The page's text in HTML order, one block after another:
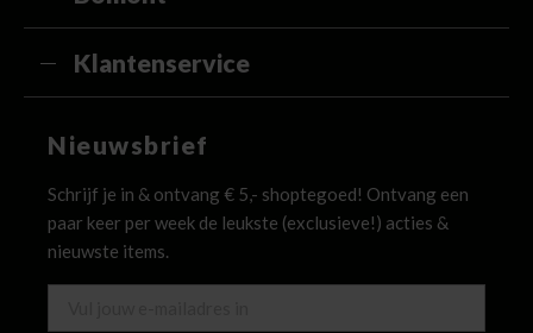
Klantenservice
Nieuwsbrief
Schrijf je in & ontvang € 5,- shoptegoed! Ontvang een
paar keer per week de leukste (exclusieve!) acties &
nieuwste items.